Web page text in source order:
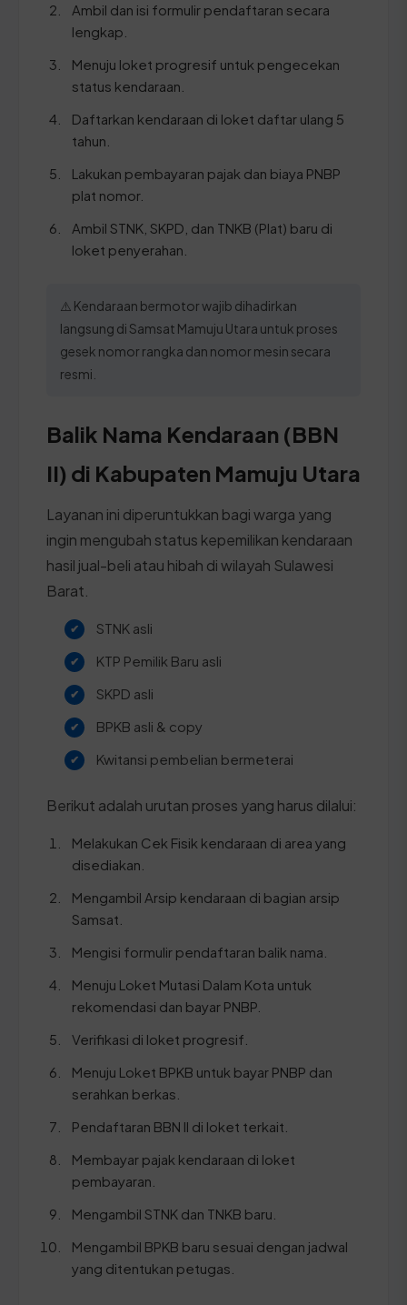
Ambil dan isi formulir pendaftaran secara
lengkap.
Menuju loket progresif untuk pengecekan
status kendaraan.
Daftarkan kendaraan di loket daftar ulang 5
tahun.
Lakukan pembayaran pajak dan biaya PNBP
plat nomor.
Ambil STNK, SKPD, dan TNKB (Plat) baru di
loket penyerahan.
⚠️ Kendaraan bermotor wajib dihadirkan
langsung di Samsat Mamuju Utara untuk proses
gesek nomor rangka dan nomor mesin secara
resmi.
Balik Nama Kendaraan (BBN
II) di Kabupaten Mamuju Utara
Layanan ini diperuntukkan bagi warga yang
ingin mengubah status kepemilikan kendaraan
hasil jual-beli atau hibah di wilayah Sulawesi
Barat.
STNK asli
KTP Pemilik Baru asli
SKPD asli
BPKB asli & copy
Kwitansi pembelian bermeterai
Berikut adalah urutan proses yang harus dilalui:
Melakukan Cek Fisik kendaraan di area yang
disediakan.
Mengambil Arsip kendaraan di bagian arsip
Samsat.
Mengisi formulir pendaftaran balik nama.
Menuju Loket Mutasi Dalam Kota untuk
rekomendasi dan bayar PNBP.
Verifikasi di loket progresif.
Menuju Loket BPKB untuk bayar PNBP dan
serahkan berkas.
Pendaftaran BBN II di loket terkait.
Membayar pajak kendaraan di loket
pembayaran.
Mengambil STNK dan TNKB baru.
Mengambil BPKB baru sesuai dengan jadwal
yang ditentukan petugas.